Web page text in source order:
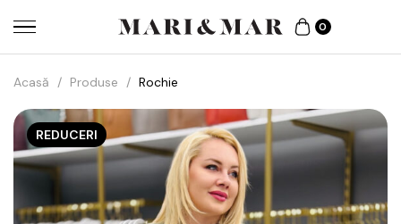
0
Acasă / Produse / Rochie
REDUCERI